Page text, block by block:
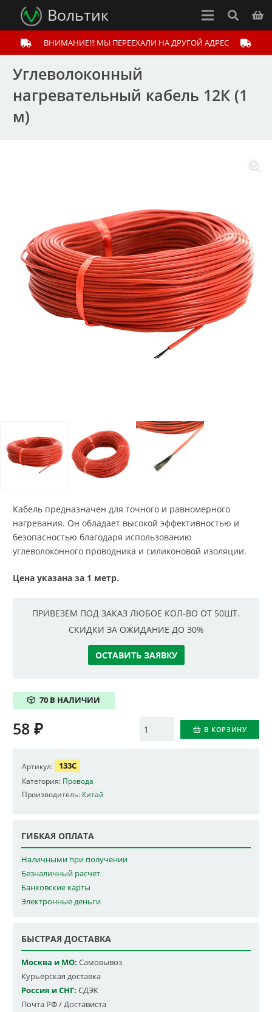
Вольтик
ВНИМАНИЕ!!! МЫ ПЕРЕЕХАЛИ НА ДРУГОЙ АДРЕС
Углеволоконный
нагревательный кабель 12К (1
м)
Кабель предназначен для точного и равномерного
нагревания. Он обладает высокой эффективностью и
безопасностью благодаря использованию
углеволоконного проводника и силиконовой изоляции.
Цена указана за 1 метр.
ПРИВЕЗЕМ ПОД ЗАКАЗ ЛЮБОЕ КОЛ-ВО ОТ 50ШТ.
СКИДКИ ЗА ОЖИДАНИЕ ДО 30%
ОСТАВИТЬ ЗАЯВКУ
70 В НАЛИЧИИ
Количество В КОРЗИНУ
58 ₽
Артикул: 133C
Категория: Провода
Производитель: Китай
ГИБКАЯ ОПЛАТА
Наличными при получении
Безналичный расчет
Банковские карты
Электронные деньги
БЫСТРАЯ ДОСТАВКА
Москва и МО: Самовывоз
Курьерская доставка
Россия и СНГ: СДЭК
Почта РФ / Достависта